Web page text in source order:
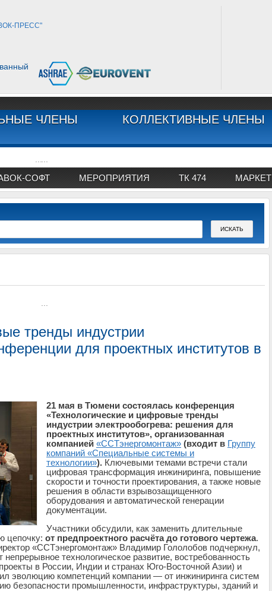
ПРЕСС"
ЧЛЕНЫ КОЛЛЕКТИВНЫЕ ЧЛЕНЫ
СОФТ МЕРОПРИЯТИЯ ТК 474 МАРКЕТ
тренды индустрии
для проектных институтов в
21 мая в Тюмени состоялась конференция
«Технологические и цифровые тренды
индустрии электрообогрева: решения для
проектных институтов», организованная
компанией «ССТэнергомонтаж» (входит в Группу
компаний «Специальные системы и
технологии»). Ключевыми темами встречи стали
цифровая трансформация инжиниринга, повышение
скорости и точности проектирования, а также новые
решения в области взрывозащищенного
оборудования и автоматической генерации
документации.
Участники обсудили, как заменить длительные
цепочку: от предпроектного расчёта до готового чертежа.
«ССТэнергомонтаж» Владимир Гололобов подчеркнул,
технологическое развитие, востребованность
в России, Индии и странах Юго-Восточной Азии) и
эволюцию компетенций компании — от инжиниринга систем
безопасности промышленности, инфраструктуры, зданий и
АВОК